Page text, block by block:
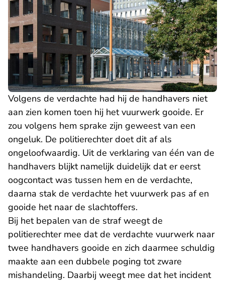
Volgens de verdachte had hij de handhavers niet
aan zien komen toen hij het vuurwerk gooide. Er
zou volgens hem sprake zijn geweest van een
ongeluk. De politierechter doet dit af als
ongeloofwaardig. Uit de verklaring van één van de
handhavers blijkt namelijk duidelijk dat er eerst
oogcontact was tussen hem en de verdachte,
daarna stak de verdachte het vuurwerk pas af en
gooide het naar de slachtoffers.
Bij het bepalen van de straf weegt de
politierechter mee dat de verdachte vuurwerk naar
twee handhavers gooide en zich daarmee schuldig
maakte aan een dubbele poging tot zware
mishandeling. Daarbij weegt mee dat het incident